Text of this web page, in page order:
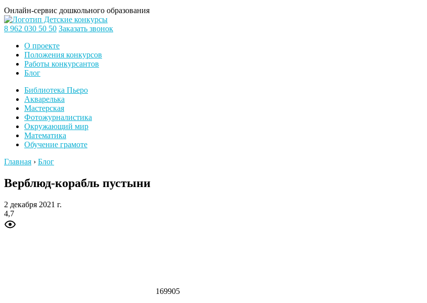
Онлайн-сервис дошкольного образования
8 962 030 50 50 Заказать звонок
О проекте
Положения конкурсов
Работы конкурсантов
Блог
Библиотека Пьеро
Акварелька
Мастерская
Фотожурналистика
Окружающий мир
Математика
Обучение грамоте
Главная › Блог
Верблюд-корабль пустыни
2 декабря 2021 г.
4,7
169905